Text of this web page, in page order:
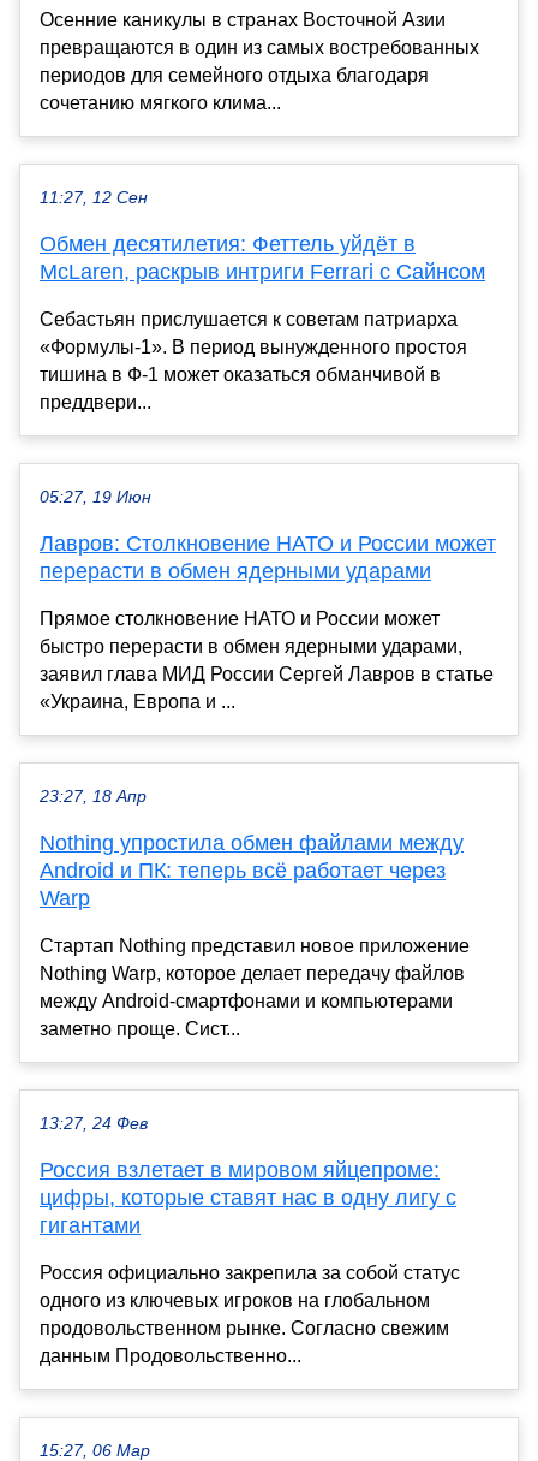
Осенние каникулы в странах Восточной Азии
превращаются в один из самых востребованных
периодов для семейного отдыха благодаря
сочетанию мягкого клима...
11:27, 12 Сен
Обмен десятилетия: Феттель уйдёт в
McLaren, раскрыв интриги Ferrari с Сайнсом
Себастьян прислушается к советам патриарха
«Формулы-1». В период вынужденного простоя
тишина в Ф-1 может оказаться обманчивой в
преддвери...
05:27, 19 Июн
Лавров: Столкновение НАТО и России может
перерасти в обмен ядерными ударами
Прямое столкновение НАТО и России может
быстро перерасти в обмен ядерными ударами,
заявил глава МИД России Сергей Лавров в статье
«Украина, Европа и ...
23:27, 18 Апр
Nothing упростила обмен файлами между
Android и ПК: теперь всё работает через
Warp
Стартап Nothing представил новое приложение
Nothing Warp, которое делает передачу файлов
между Android-смартфонами и компьютерами
заметно проще. Сист...
13:27, 24 Фев
Россия взлетает в мировом яйцепроме:
цифры, которые ставят нас в одну лигу с
гигантами
Россия официально закрепила за собой статус
одного из ключевых игроков на глобальном
продовольственном рынке. Согласно свежим
данным Продовольственно...
15:27, 06 Мар